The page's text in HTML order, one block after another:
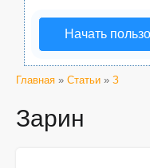
Начать
Главная » Статьи » З
Зарин